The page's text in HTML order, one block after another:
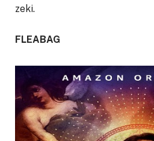
zeki.
FLEABAG